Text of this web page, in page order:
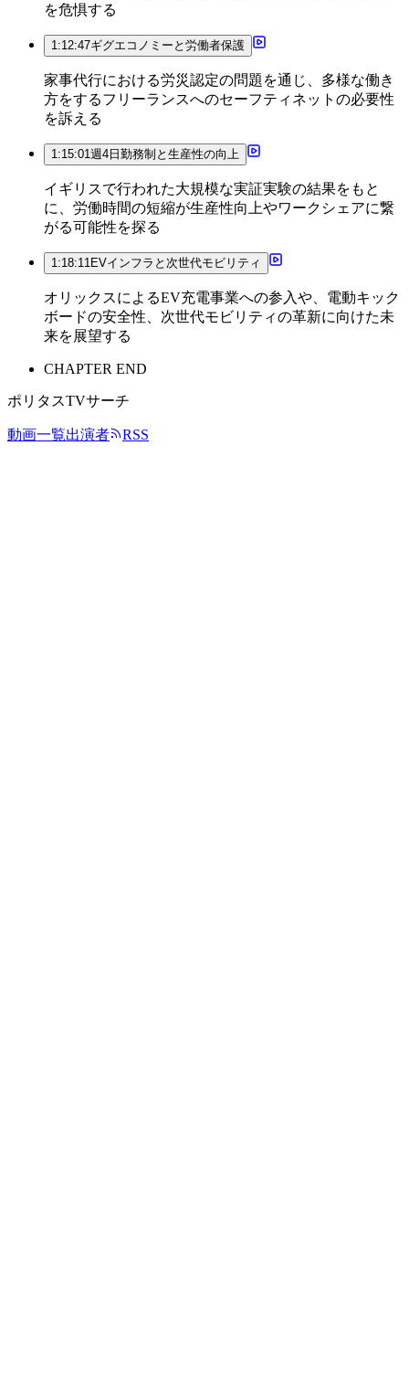
を危惧する
1:12:47ギグエコノミーと労働者保護
家事代行における労災認定の問題を通じ、多様な働き
方をするフリーランスへのセーフティネットの必要性
を訴える
1:15:01週4日勤務制と生産性の向上
イギリスで行われた大規模な実証実験の結果をもと
に、労働時間の短縮が生産性向上やワークシェアに繋
がる可能性を探る
1:18:11EVインフラと次世代モビリティ
オリックスによるEV充電事業への参入や、電動キック
ボードの安全性、次世代モビリティの革新に向けた未
来を展望する
CHAPTER END
ポリタスTVサーチ
動画一覧出演者 RSS